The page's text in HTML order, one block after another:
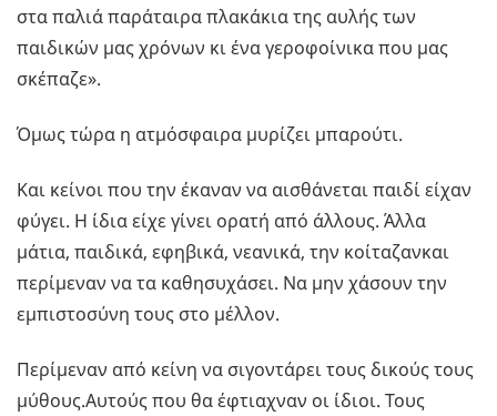
στα παλιά παράταιρα πλακάκια της αυλής των
παιδικών μας χρόνων κι ένα γεροφοίνικα που μας
σκέπαζε».
Όμως τώρα η ατμόσφαιρα μυρίζει μπαρούτι.
Και κείνοι που την έκαναν να αισθάνεται παιδί είχαν
φύγει. Η ίδια είχε γίνει ορατή από άλλους. Άλλα
μάτια, παιδικά, εφηβικά, νεανικά, την κοίταζανκαι
περίμεναν να τα καθησυχάσει. Να μην χάσουν την
εμπιστοσύνη τους στο μέλλον.
Περίμεναν από κείνη να σιγοντάρει τους δικούς τους
μύθους.Αυτούς που θα έφτιαχναν οι ίδιοι. Τους